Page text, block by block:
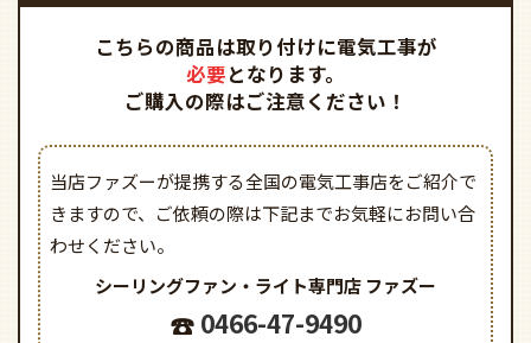
こちらの商品は取り付けに電気工事が
必要となります。
ご購入の際はご注意ください！
当店ファズーが提携する全国の電気工事店をご紹介で
きますので、
ご依頼の際は下記までお気軽にお問い合
わせください。
シーリングファン・ライト専門店 ファズー
0466-47-9490